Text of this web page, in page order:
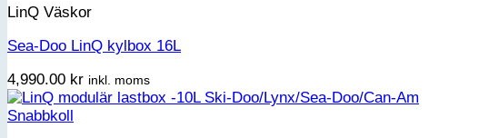
LinQ Väskor
Sea-Doo LinQ kylbox 16L
4,990.00 kr inkl. moms
Snabbkoll